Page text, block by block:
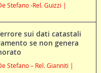
Stefano -Rel. Guizzi |
sui dati catastali
se non genera
Stefano – Rel. Gianniti |